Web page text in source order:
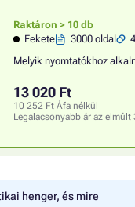
Raktáron > 10 db
Fekete
3000 oldal
Melyik nyomtatókhoz
13 020 Ft
10 252 Ft Áfa nélkül
Legalacsonyabb ár az elmúlt
henger, és mire